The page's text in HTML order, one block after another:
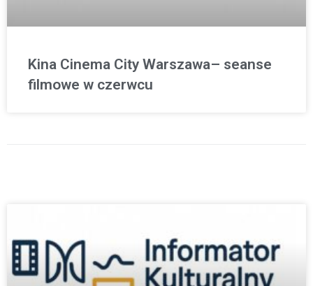
Kina Cinema City Warszawa– seanse
filmowe w czerwcu